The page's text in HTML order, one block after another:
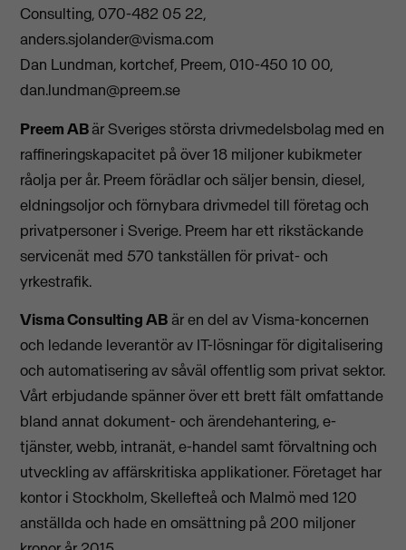
Consulting, 070-482 05 22,
anders.sjolander@visma.com
Dan Lundman, kortchef, Preem, 010-450 10 00,
dan.lundman@preem.se
Preem ABär Sveriges största drivmedelsbolag med en
raffineringskapacitet på över 18 miljoner kubikmeter
råolja per år. Preem förädlar och säljer bensin, diesel,
eldningsoljor och förnybara drivmedel till företag och
privatpersoner i Sverige. Preem har ett rikstäckande
servicenät med 570 tankställen för privat- och
yrkestrafik.
Visma Consulting ABär en del av Visma-koncernen
och ledande leverantör av IT-lösningar för digitalisering
och automatisering av såväl offentlig som privat sektor.
Vårt erbjudande spänner över ett brett fält omfattande
bland annat dokument- och ärendehantering, e-
tjänster, webb, intranät, e-handel samt förvaltning och
utveckling av affärskritiska applikationer. Företaget har
kontor i Stockholm, Skellefteå och Malmö med 120
anställda och hade en omsättning på 200 miljoner